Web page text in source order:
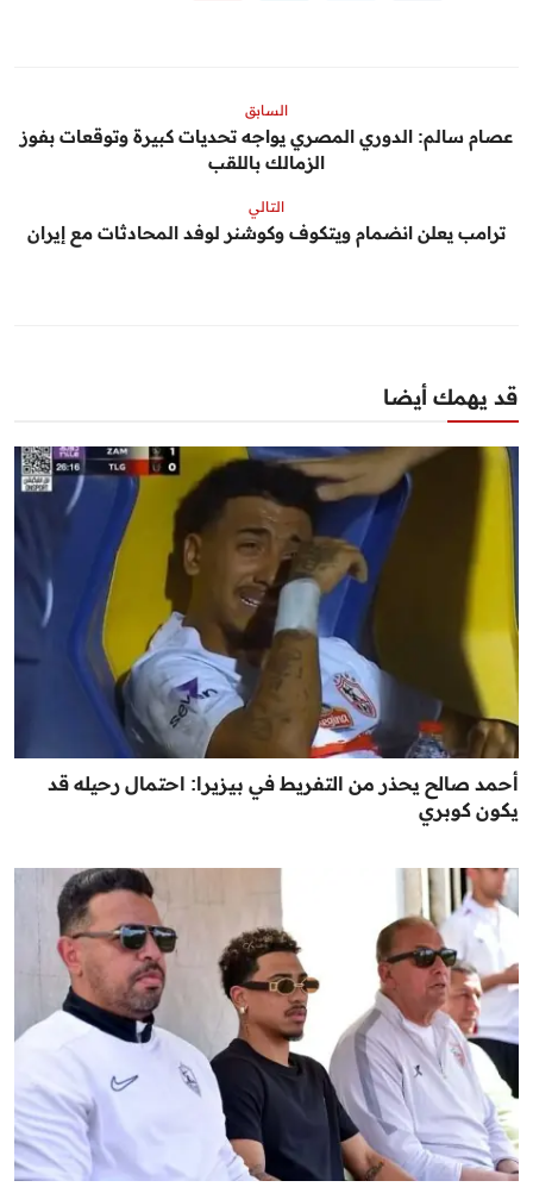
السابق
عصام سالم: الدوري المصري يواجه تحديات كبيرة وتوقعات بفوز
الزمالك باللقب
التالي
ترامب يعلن انضمام ويتكوف وكوشنر لوفد المحادثات مع إيران
قد يهمك أيضا
أحمد صالح يحذر من التفريط في بيزيرا: احتمال رحيله قد
يكون كوبري